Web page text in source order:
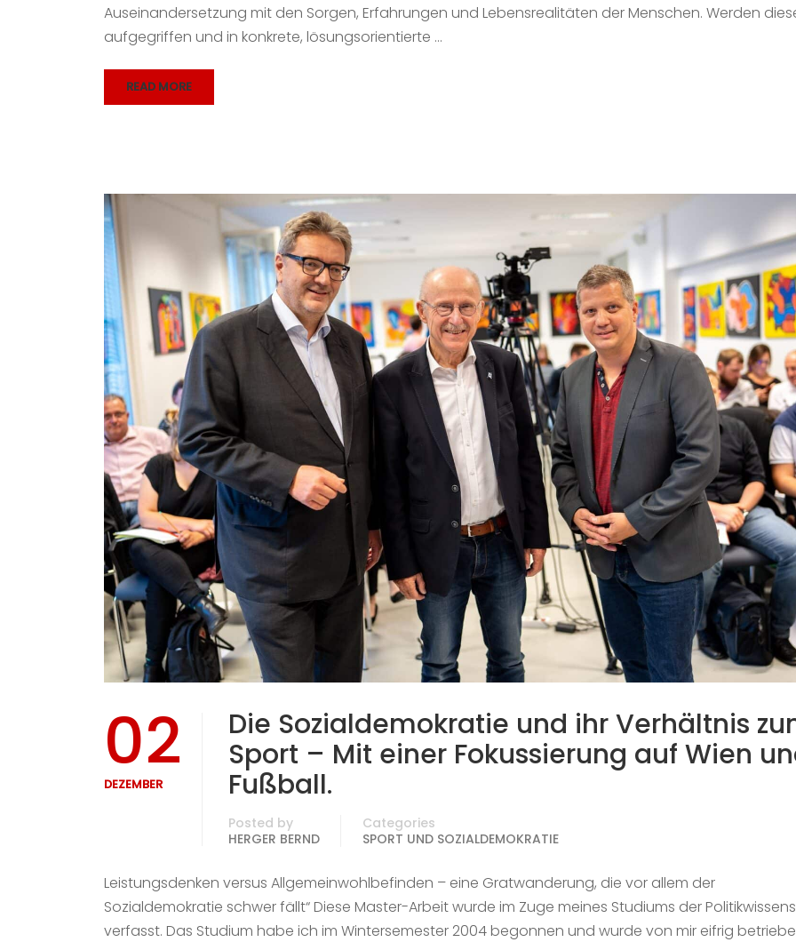
Auseinandersetzung mit den Sorgen, Erfahrungen und Lebensrealitäten der Menschen. Werden
aufgegriffen und in konkrete, lösungsorientierte …
READ MORE
02
DEZEMBER
Die Sozialdemokratie und ihr Verhältnis
Sport – Mit einer Fokussierung auf Wien
Fußball.
Posted by
HERGER BERND
Categories
SPORT UND SOZIALDEMOKRATIE
Leistungsdenken versus Allgemeinwohlbefinden – eine Gratwanderung, die vor allem der
Sozialdemokratie schwer fällt“ Diese Master-Arbeit wurde im Zuge meines Studiums der
verfasst. Das Studium habe ich im Wintersemester 2004 begonnen und wurde von mir eifrig